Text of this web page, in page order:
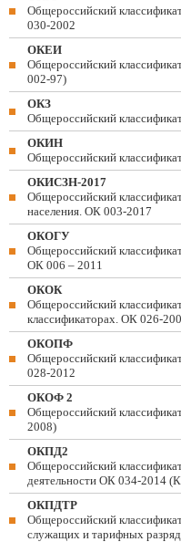
Общероссийский
030-2002
ОКЕИ
Общероссийский
002-97)
ОКЗ
Общероссийский
ОКИН
Общероссийский
ОКИСЗН-2017
Общероссийский
населения. ОК 003-2017
ОКОГУ
Общероссийский
ОК 006 – 2011
ОКОК
Общероссийский
классификаторах. ОК 026-
ОКОПФ
Общероссийский
028-2012
ОКОФ 2
Общероссийский
2008)
ОКПД2
Общероссийский
деятельности ОК 034-2014
ОКПДТР
Общероссийский
служащих и тарифных